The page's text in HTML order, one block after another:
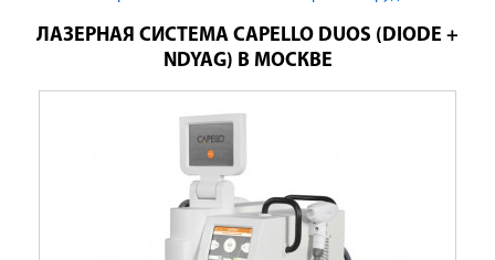
ЛАЗЕРНАЯ СИСТЕМА CAPELLO DUOS (DIODE +
NDYAG) В МОСКВЕ